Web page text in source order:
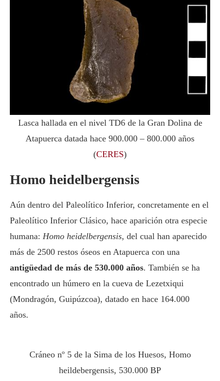
Lasca hallada en el nivel TD6 de la Gran Dolina de
Atapuerca datada hace 900.000 – 800.000 años
(CERES)
Homo heidelbergensis
Aún dentro del Paleolítico Inferior, concretamente en el
Paleolítico Inferior Clásico, hace aparición otra especie
humana: Homo heidelbergensis, del cual han aparecido
más de 2500 restos óseos en Atapuerca con una
antigüedad de más de 530.000 años. También se ha
encontrado un húmero en la cueva de Lezetxiqui
(Mondragón, Guipúzcoa), datado en hace 164.000
años.
Cráneo nº 5 de la Sima de los Huesos, Homo
heildebergensis, 530.000 BP